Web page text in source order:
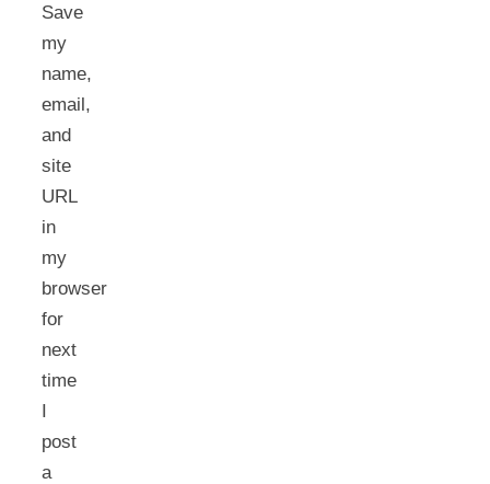
Save
my
name,
email,
and
site
URL
in
my
browser
for
next
time
I
post
a